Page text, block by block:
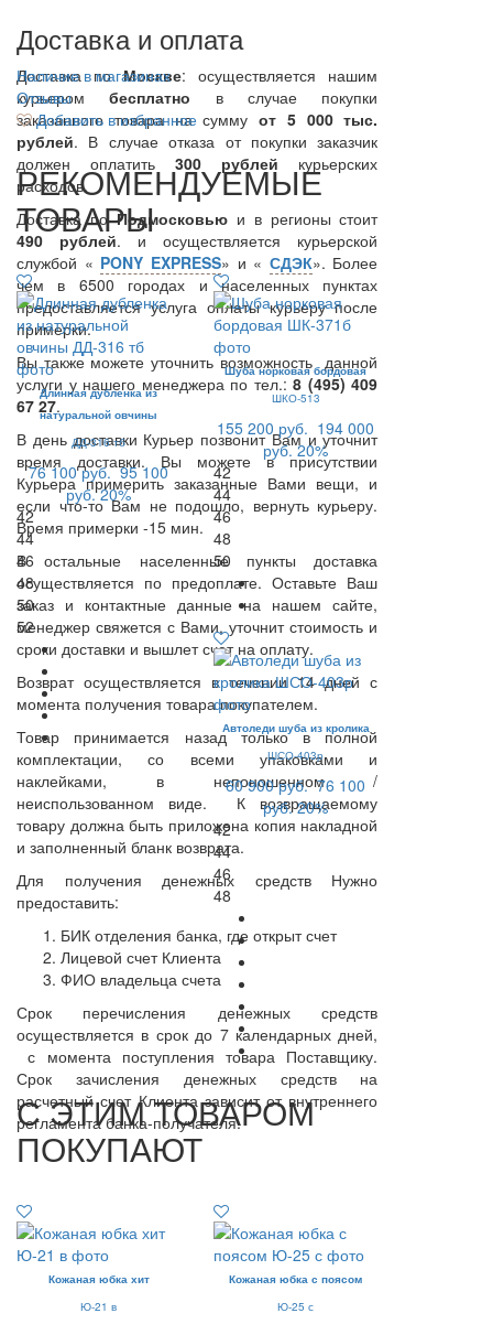
Доставка и оплата
Доставка поМоскве: осуществляется нашим
курьеромбесплатно в случае покупки
заказанного товара на суммуот 5 000 тыс.
рублей. В случае отказа от покупки заказчик
должен оплатить300 рублей курьерских
расходов.
Доставка поПодмосковью и в регионы стоит
490 рублей. и осуществляется курьерской
службой « PONY EXPRESS» и « СДЭК». Более
чем в 6500 городах и населенных пунктах
предоставляется услуга оплаты курьеру после
примерки.
Вы также можете уточнить возможность данной
услуги у нашего менеджера по тел.:8 (495) 409
67 27.
В день доставки Курьер позвонит Вам и уточнит
время доставки. Вы можете в присутствии
Курьера примерить заказанные Вами вещи, и
если что-то Вам не подошло, вернуть курьеру.
Время примерки -15 мин.
В остальные населенные пункты доставка
осуществляется по предоплате. Оставьте Ваш
заказ и контактные данные на нашем сайте,
менеджер свяжется с Вами, уточнит стоимость и
сроки доставки и вышлет счет на оплату.
Возврат осуществляется в течении 14 дней с
момента получения товара покупателем.
Товар принимается назад только в полной
комплектации, со всеми упаковками и
наклейками, в непоношенном /
неиспользованном виде. К возвращаемому
товару должна быть приложена копия накладной
и заполненный бланк возврата.
Для получения денежных средств Нужно
предоставить:
БИК отделения банка, где открыт счет
Лицевой счет Клиента
ФИО владельца счета
Срок перечисления денежных средств
осуществляется в срок до 7 календарных дней,
с момента поступления товара Поставщику.
Срок зачисления денежных средств на
расчетный счет Клиента зависит от внутреннего
регламента банка-получателя.
Наличие в магазинах
Отзывы
Добавить в избранное
РЕКОМЕНДУЕМЫЕ
ТОВАРЫ
Длинная дубленка из
натуральной овчины
ДД-316 тб
76 100 руб. 95 100
руб. 20%
42
44
46
48
50
52
Шуба норковая бордовая
ШКО-513
155 200 руб. 194 000
руб. 20%
42
44
46
48
50
Автоледи шуба из кролика
ШСО-403р
60 900 руб. 76 100
руб. 20%
42
44
46
48
С ЭТИМ ТОВАРОМ
ПОКУПАЮТ
Кожаная юбка хит
Ю-21 в
Кожаная юбка с поясом
Ю-25 с